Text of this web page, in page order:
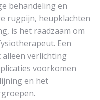
behandeling en
rugpijn, heupklachten
is het raadzaam om
Een
verlichting
voorkomen
en het